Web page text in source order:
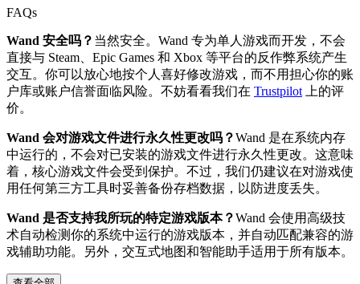
FAQs
Wand 安全吗？ 当然安全。Wand 专为单人游戏而开发，不会
直接与 Steam、Epic Games 和 Xbox 等平台的反作弊系统产生
交互。你可以放心地按个人喜好修改游戏，而不用担心你的账
户库或账户信誉面临风险。不妨看看我们在 Trustpilot 上的评
价。
Wand 会对游戏文件进行永久性更改吗？Wand 是在系统内存
中运行的，不会对已安装的游戏文件进行永久性更改。这意味
着，核心游戏文件会受到保护。不过，我们仍建议在对游戏使
用任何第三方工具时妥善备份存档数据，以防进度丢失。
Wand 是否支持我所玩的特定游戏版本？Wand 会使用高级技
术自动检测你的系统中运行的游戏版本，并自动匹配兼容的游
戏辅助功能。另外，交互式地图和智能助手适用于所有版本。